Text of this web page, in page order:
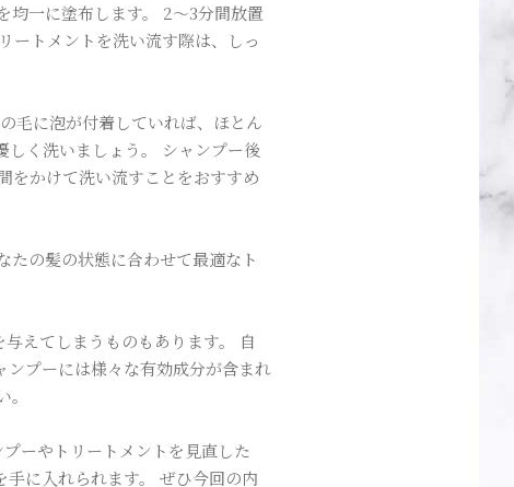
均一に塗布します。 2～3分間放置
ートメントを洗い流す際は、しっ
毛に泡が付着していれば、ほとん
しく洗いましょう。 シャンプー後
をかけて洗い流すことをおすすめ
たの髪の状態に合わせて最適なト
えてしまうものもあります。 自
ンプーには様々な有効成分が含まれ
。
ーやトリートメントを見直した
に入れられます。 ぜひ今回の内